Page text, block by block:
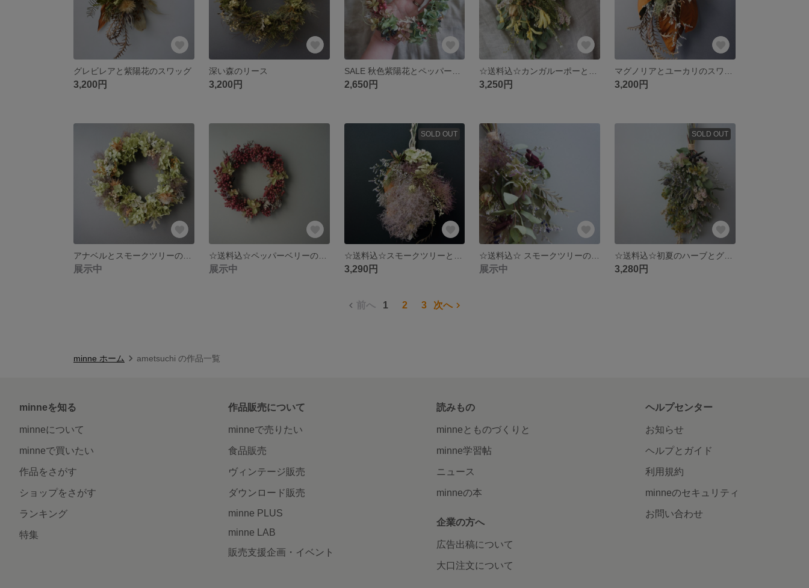
グレビレアと紫陽花のスワッグ
3,200円
深い森のリース
3,200円 2,650円 3,250円 3,200円
展示中
☆送料込☆ペッパーベリーのリース
展示中
SOLD OUT
3,290円 展示中
SOLD OUT
3,280円
前へ 1 2 3 次へ
minne ホーム ametsuchi の作品一覧
minneを知る
minneについて
minneで買いたい
作品をさがす
ショップをさがす
ランキング
特集
作品販売について
minneで売りたい
食品販売
ヴィンテージ販売
ダウンロード販売
minne PLUS
minne LAB
販売支援企画・イベント
読みもの
minneとものづくりと
minne学習帖
ニュース
minneの本
企業の方へ
広告出稿について
大口注文について
ヘルプセンター
お知らせ
ヘルプとガイド
利用規約
minneのセキュリティ
お問い合わせ